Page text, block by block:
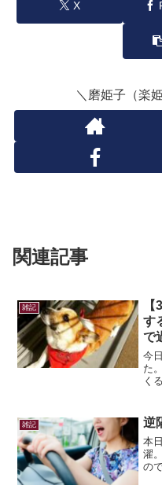
X
＼磨姫子（楽
関連記事
雑記
す
で
今
た
く
っ
に
雑記 逆
本
濯
の